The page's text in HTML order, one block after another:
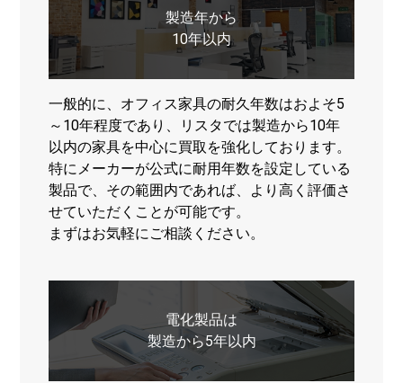
製造年から
10年以内
一般的に、オフィス家具の耐久年数はおよそ5
～10年程度であり、リスタでは製造から10年
以内の家具を中心に買取を強化しております。
特にメーカーが公式に耐用年数を設定している
製品で、その範囲内であれば、より高く評価さ
せていただくことが可能です。
まずはお気軽にご相談ください。
電化製品は
製造から5年以内